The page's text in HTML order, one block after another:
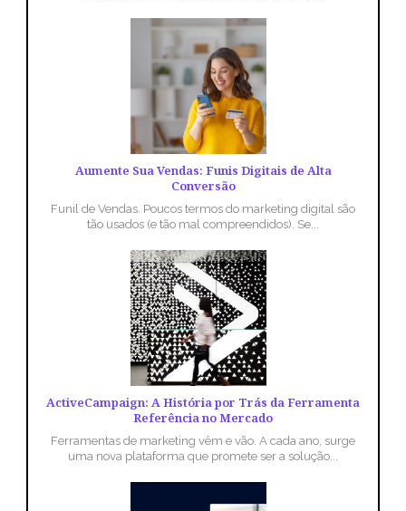
Aumente Sua Vendas: Funis Digitais de Alta
Conversão
Funil de Vendas. Poucos termos do marketing digital são
tão usados (e tão mal compreendidos). Se...
ActiveCampaign: A História por Trás da Ferramenta
Referência no Mercado
Ferramentas de marketing vêm e vão. A cada ano, surge
uma nova plataforma que promete ser a solução...